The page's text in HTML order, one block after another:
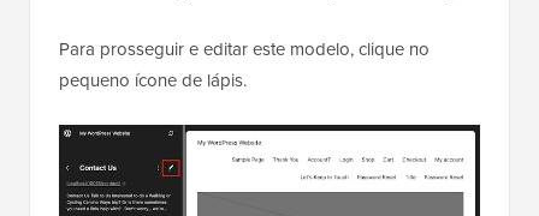
Para prosseguir e editar este modelo, clique no
pequeno ícone de lápis.